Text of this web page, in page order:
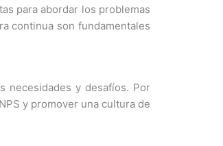
para abordar los problemas
continua son fundamentales
necesidades y desafíos. Por
y promover una cultura de